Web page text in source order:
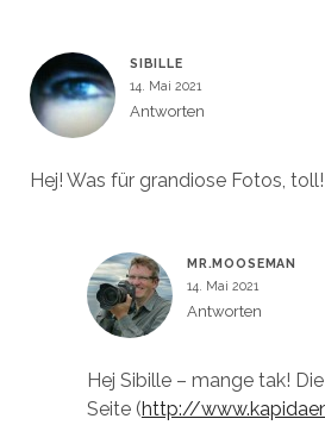
SIBILLE
14. Mai 2021
Antworten
Hej! Was für grandiose Fotos, toll!
MR.MOOSEMAN
14. Mai 2021
Antworten
Hej Sibille – mange tak!
Seite (http://